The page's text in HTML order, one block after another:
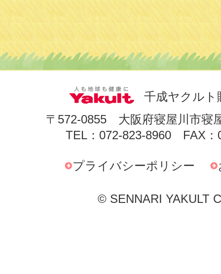
千成ヤクルト
〒572-0855 大阪府寝屋川市寝
TEL：072-823-8960 FAX：
プライバシーポリシー
© SENNARI YAKULT